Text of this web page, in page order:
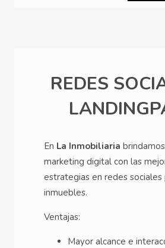
REDES
En La Inmobiliaria
marketing digital con las
estrategias en redes sociales
inmuebles.
Ventajas:
Mayor alcance e